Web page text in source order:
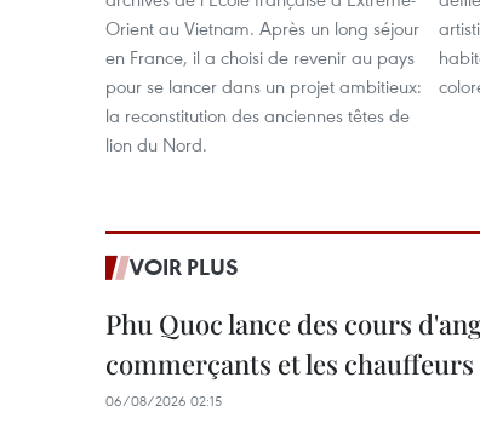
Orient au Vietnam. Après un long séjour
en France, il a choisi de revenir au pays
pour se lancer dans un projet ambitieux:
la reconstitution des anciennes têtes de
lion du Nord.
VOIR PLUS
Phu Quoc lance des cours
commerçants et les chauffeurs
06/08/2026 02:15